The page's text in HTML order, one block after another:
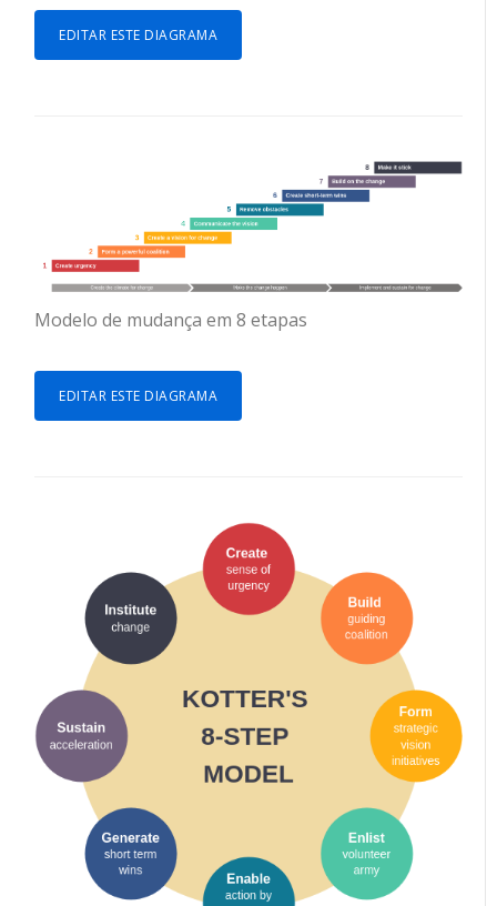
EDITAR ESTE DIAGRAMA
Modelo de mudança em 8 etapas
EDITAR ESTE DIAGRAMA